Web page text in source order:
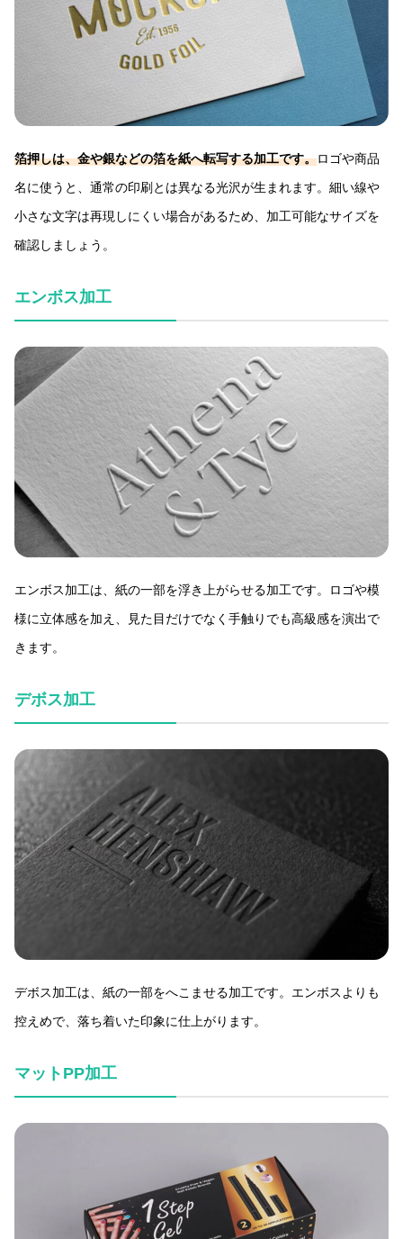
箔押しは、金や銀などの箔を紙へ転写する加工です。ロゴや商品
名に使うと、通常の印刷とは異なる光沢が生まれます。細い線や
小さな文字は再現しにくい場合があるため、加工可能なサイズを
確認しましょう。
エンボス加工
エンボス加工は、紙の一部を浮き上がらせる加工です。ロゴや模
様に立体感を加え、見た目だけでなく手触りでも高級感を演出で
きます。
デボス加工
デボス加工は、紙の一部をへこませる加工です。エンボスよりも
控えめで、落ち着いた印象に仕上がります。
マットPP加工